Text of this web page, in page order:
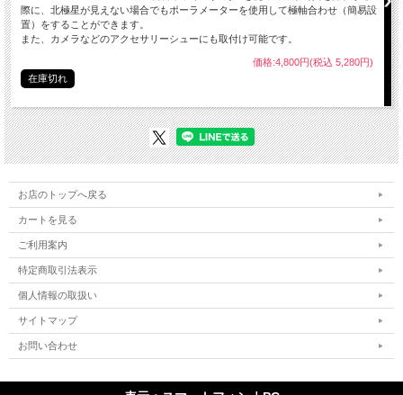
際に、北極星が見えない場合でもポーラメーターを使用して極軸合わせ（簡易設
置）をすることができます。
また、カメラなどのアクセサリーシューにも取付け可能です。
価格:4,800円(税込 5,280円)
在庫切れ
お店のトップへ戻る
カートを見る
ご利用案内
特定商取引法表示
個人情報の取扱い
サイトマップ
お問い合わせ